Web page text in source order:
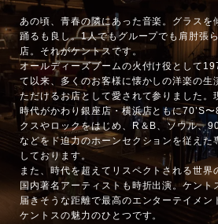
あの頃、青春の隣にあった音楽。グラスを
踊るも良し。1人でもグループでも肩肘張
店。それがケントスです。
オールディーズブームの火付け役として
て以来、多くのお客様に懐かしの洋楽の生
ただけるお店として愛されて参りました。
時代がかわり銀座店・横浜店ともに70’S
クスやロックをはじめ、R＆B、ソウル、
などをド迫力のホーンセクションを従えた
しております。
また、時代を超えてリスペクトされる世界
国内著名アーティストも時折出演。ケント
届きそうな距離で最高のエンターテイメン
ケントスの魅力のひとつです。